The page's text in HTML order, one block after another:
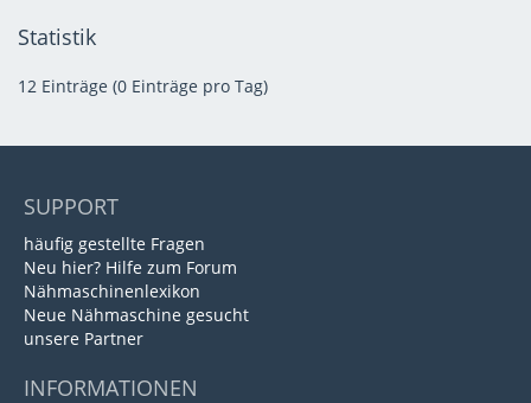
Statistik
12 Einträge (0 Einträge pro Tag)
SUPPORT
häufig gestellte Fragen
Neu hier? Hilfe zum Forum
Nähmaschinenlexikon
Neue Nähmaschine gesucht
unsere Partner
INFORMATIONEN